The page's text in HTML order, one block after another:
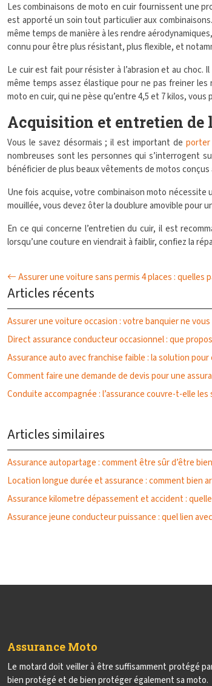
Les combinaisons de moto en cuir fournissent une
est apporté un soin tout particulier aux
même temps de manière à les rendre
connu pour être plus résistant, plus flexible, et
Le cuir est fait pour résister à l’abrasion et au
même temps assez élastique pour ne pas freiner
moto en cuir, qui ne pèse qu’entre 4,5 et 7 kilos,
Acquisition et entretien de
Vous le savez désormais ; il est important de porter
nombreuses sont les personnes qui s’interrogent
bénéficier de plus beaux vêtements de motos
Une fois acquise, votre combinaison moto
mouillée, vous devez ôter la doublure amovible pour
En ce qui concerne l’entretien du cuir, il est
lorsqu’une couture en viendrait à faiblir, confiez la
Assurer une voiture sans permis 4 places : quelles
Articles récents
Assurer une voiture occasion : votre banquier ne vous
Direct assurance conducteur occasionnel : que
Assurance auto avec franchise faible : la solution
Comment faire une demande de devis pour une
Conduite accompagnée : l’assurance couvre-t-elle
Articles similaires
Assurance autopartage : comment être sûr d’être
Location longue durée et assurance : comment bien
Assurance kilometre dépassement et accident :
Assurance jeune conducteur puissance : quel lien
Assurance Moto
Le motard doit veiller à être suffisamment protégé
bien protégé et de bien protéger également sa moto.